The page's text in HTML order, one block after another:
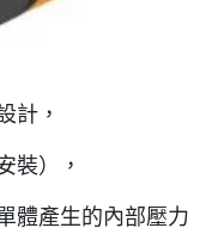
計，
裝），
體產生的內部壓力